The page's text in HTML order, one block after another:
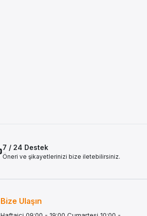
7 / 24 Destek
Öneri ve şikayetlerinizi bize iletebilirsiniz.
Bize Ulaşın